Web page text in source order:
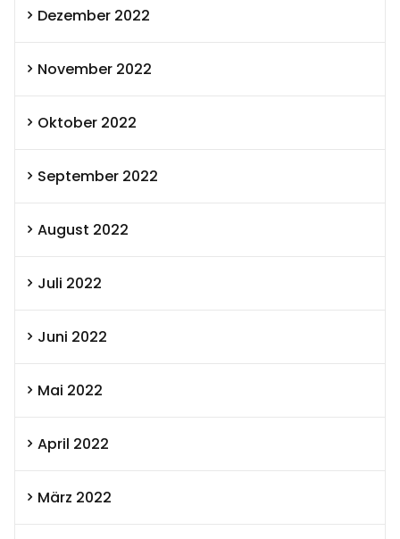
Dezember 2022
November 2022
Oktober 2022
September 2022
August 2022
Juli 2022
Juni 2022
Mai 2022
April 2022
März 2022